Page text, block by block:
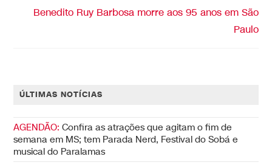
Benedito Ruy Barbosa morre aos 95 anos em São
Paulo
ÚLTIMAS NOTÍCIAS
AGENDÃO: Confira as atrações que agitam o fim de
semana em MS; tem Parada Nerd, Festival do Sobá e
musical do Paralamas